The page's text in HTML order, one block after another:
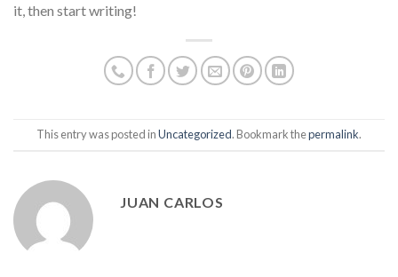
it, then start writing!
This entry was posted inUncategorized. Bookmark thepermalink.
JUAN CARLOS